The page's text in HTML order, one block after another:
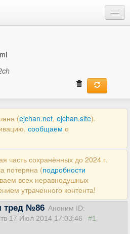
(ejchan.net, ejchan.site).
сообщаем о
часть сохранённых до 2024 г.
потеряна (подробности
всех неравнодушных
утраченного контента!
тред №86 Аноним ID:
17 Июл 2014 17:03:46
#1